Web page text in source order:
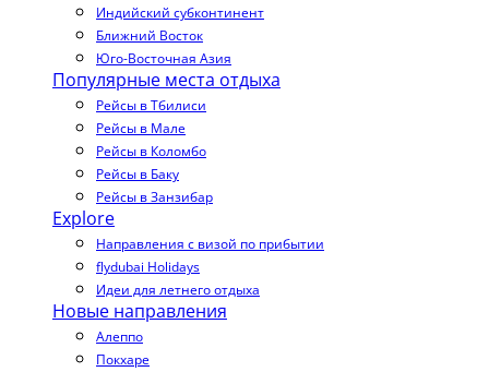
Индийский субконтинент
Ближний Восток
Юго-Восточная Азия
Популярные места отдыха
Рейсы в Тбилиси
Рейсы в Мале
Рейсы в Коломбо
Рейсы в Баку
Рейсы в Занзибар
Explore
Направления с визой по прибытии
flydubai Holidays
Идеи для летнего отдыха
Новые направления
Алеппо
Покхаре